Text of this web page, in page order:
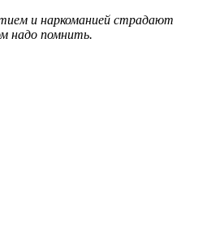
и наркоманией страдают
надо помнить.